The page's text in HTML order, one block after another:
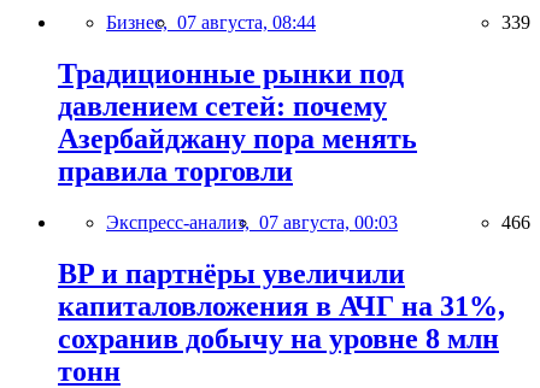
Бизнес, 07 августа, 08:44 339
Традиционные рынки под
давлением сетей: почему
Азербайджану пора менять
правила торговли
Экспресс-анализ, 07 августа, 00:03 466
BP и партнёры увеличили
капиталовложения в АЧГ на 31%,
сохранив добычу на уровне 8 млн
тонн